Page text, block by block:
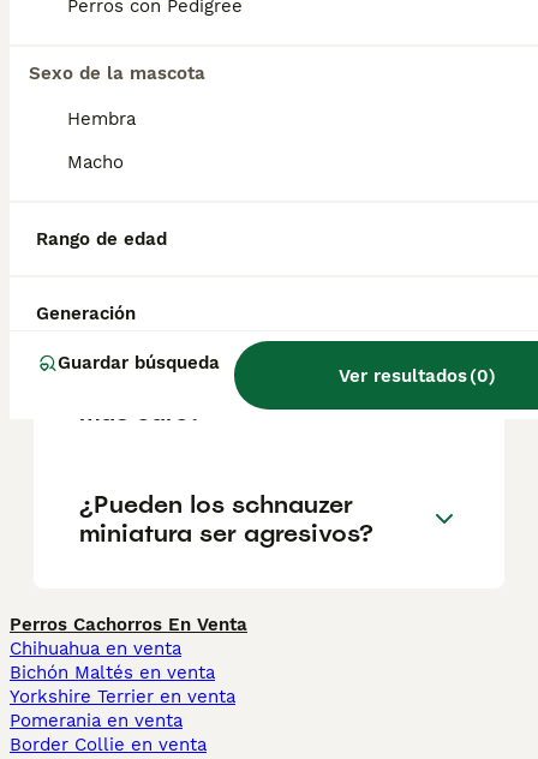
Perros con Pedigree
Sexo de la mascota
Hembra
Macho
Rango de edad
Generación
Guardar búsqueda
Ver resultados(0)
¿Cuántos cachorros puede
miniatura?
¿Qué color de schnauzer es
más caro?
¿Pueden los schnauzer
miniatura ser agresivos?
Perros Cachorros En Venta
Chihuahua en venta
Bichón Maltés en venta
Yorkshire Terrier en venta
Pomerania en venta
Border Collie en venta